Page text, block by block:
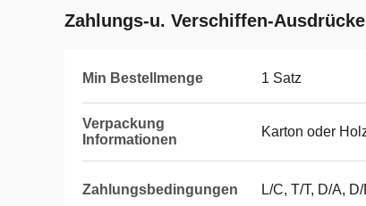
Zahlungs-u. Verschiffen-Ausdrücke
Min Bestellmenge 1 Satz
Verpackung
Informationen
Karton oder
Zahlungsbedingungen L/C, T/T, D/A,